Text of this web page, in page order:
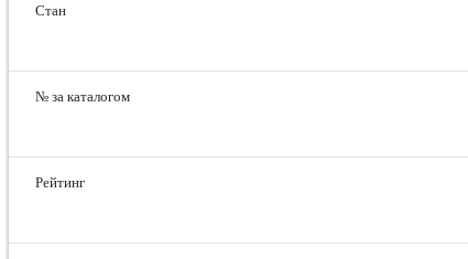
Стан
№ за каталогом
Рейтинг